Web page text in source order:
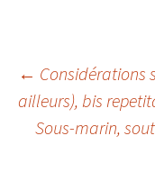
des
← Considérations
ailleurs), bis
Sous-marin,